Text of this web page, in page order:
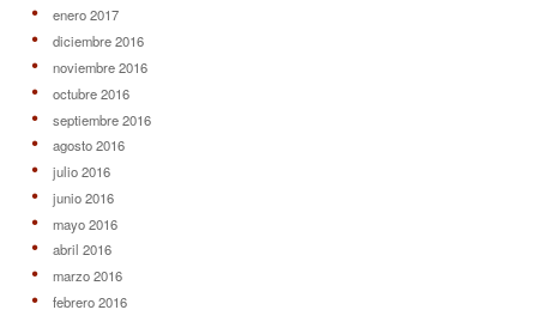
enero 2017
diciembre 2016
noviembre 2016
octubre 2016
septiembre 2016
agosto 2016
julio 2016
junio 2016
mayo 2016
abril 2016
marzo 2016
febrero 2016